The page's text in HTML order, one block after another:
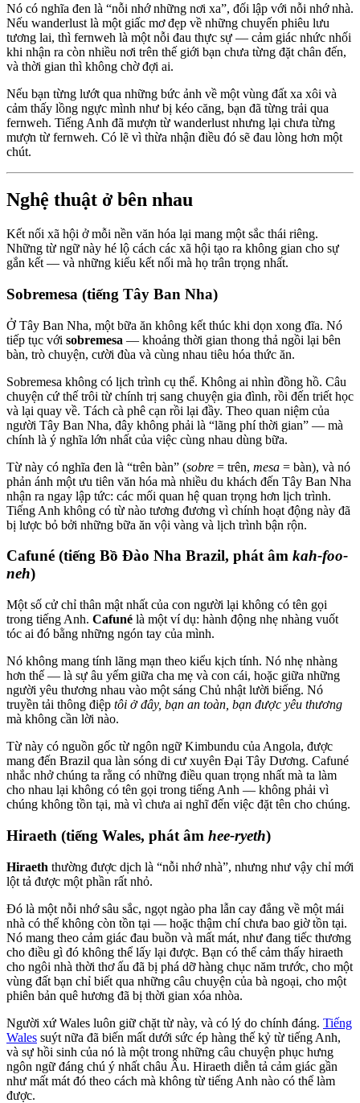
Nó có nghĩa đen là “nỗi nhớ những nơi xa”, đối lập với nỗi nhớ nhà.
Nếu wanderlust là một giấc mơ đẹp về những chuyến phiêu lưu
tương lai, thì fernweh là một nỗi đau thực sự — cảm giác nhức nhối
khi nhận ra còn nhiều nơi trên thế giới bạn chưa từng đặt chân đến,
và thời gian thì không chờ đợi ai.
Nếu bạn từng lướt qua những bức ảnh về một vùng đất xa xôi và
cảm thấy lồng ngực mình như bị kéo căng, bạn đã từng trải qua
fernweh. Tiếng Anh đã mượn từ wanderlust nhưng lại chưa từng
mượn từ fernweh. Có lẽ vì thừa nhận điều đó sẽ đau lòng hơn một
chút.
Nghệ thuật ở bên nhau
Kết nối xã hội ở mỗi nền văn hóa lại mang một sắc thái riêng.
Những từ ngữ này hé lộ cách các xã hội tạo ra không gian cho sự
gắn kết — và những kiểu kết nối mà họ trân trọng nhất.
Sobremesa (tiếng Tây Ban Nha)
Ở Tây Ban Nha, một bữa ăn không kết thúc khi dọn xong đĩa. Nó
tiếp tục với sobremesa — khoảng thời gian thong thả ngồi lại bên
bàn, trò chuyện, cười đùa và cùng nhau tiêu hóa thức ăn.
Sobremesa không có lịch trình cụ thể. Không ai nhìn đồng hồ. Câu
chuyện cứ thế trôi từ chính trị sang chuyện gia đình, rồi đến triết học
và lại quay về. Tách cà phê cạn rồi lại đầy. Theo quan niệm của
người Tây Ban Nha, đây không phải là “lãng phí thời gian” — mà
chính là ý nghĩa lớn nhất của việc cùng nhau dùng bữa.
Từ này có nghĩa đen là “trên bàn” (sobre = trên, mesa = bàn), và nó
phản ánh một ưu tiên văn hóa mà nhiều du khách đến Tây Ban Nha
nhận ra ngay lập tức: các mối quan hệ quan trọng hơn lịch trình.
Tiếng Anh không có từ nào tương đương vì chính hoạt động này đã
bị lược bỏ bởi những bữa ăn vội vàng và lịch trình bận rộn.
Cafuné (tiếng Bồ Đào Nha Brazil, phát âm kah-foo-
neh)
Một số cử chỉ thân mật nhất của con người lại không có tên gọi
trong tiếng Anh. Cafuné là một ví dụ: hành động nhẹ nhàng vuốt
tóc ai đó bằng những ngón tay của mình.
Nó không mang tính lãng mạn theo kiểu kịch tính. Nó nhẹ nhàng
hơn thế — là sự âu yếm giữa cha mẹ và con cái, hoặc giữa những
người yêu thương nhau vào một sáng Chủ nhật lười biếng. Nó
truyền tải thông điệp tôi ở đây, bạn an toàn, bạn được yêu thương
mà không cần lời nào.
Từ này có nguồn gốc từ ngôn ngữ Kimbundu của Angola, được
mang đến Brazil qua làn sóng di cư xuyên Đại Tây Dương. Cafuné
nhắc nhở chúng ta rằng có những điều quan trọng nhất mà ta làm
cho nhau lại không có tên gọi trong tiếng Anh — không phải vì
chúng không tồn tại, mà vì chưa ai nghĩ đến việc đặt tên cho chúng.
Hiraeth (tiếng Wales, phát âm hee-ryeth)
Hiraeth thường được dịch là “nỗi nhớ nhà”, nhưng như vậy chỉ mới
lột tả được một phần rất nhỏ.
Đó là một nỗi nhớ sâu sắc, ngọt ngào pha lẫn cay đắng về một mái
nhà có thể không còn tồn tại — hoặc thậm chí chưa bao giờ tồn tại.
Nó mang theo cảm giác đau buồn và mất mát, như đang tiếc thương
cho điều gì đó không thể lấy lại được. Bạn có thể cảm thấy hiraeth
cho ngôi nhà thời thơ ấu đã bị phá dỡ hàng chục năm trước, cho một
vùng đất bạn chỉ biết qua những câu chuyện của bà ngoại, cho một
phiên bản quê hương đã bị thời gian xóa nhòa.
Người xứ Wales luôn giữ chặt từ này, và có lý do chính đáng. Tiếng
Wales suýt nữa đã biến mất dưới sức ép hàng thế kỷ từ tiếng Anh,
và sự hồi sinh của nó là một trong những câu chuyện phục hưng
ngôn ngữ đáng chú ý nhất châu Âu. Hiraeth diễn tả cảm giác gần
như mất mát đó theo cách mà không từ tiếng Anh nào có thể làm
được.